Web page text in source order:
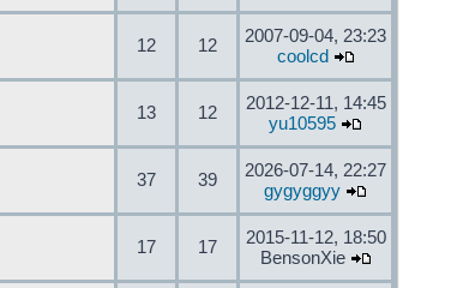
12 12
2007-09-04, 23:23
coolcd
13 12
2012-12-11, 14:45
yu10595
37 39
2026-07-14, 22:27
gygyggyy
17 17
2015-11-12, 18:50
BensonXie